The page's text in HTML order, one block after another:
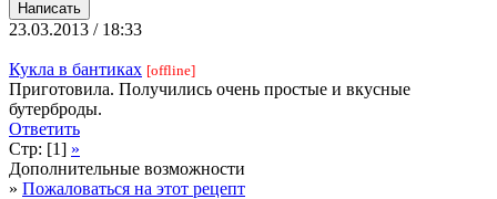
23.03.2013 / 18:33
Кукла в бантиках [offline]
Приготовила. Получились очень простые и вкусные
бутерброды.
Ответить
Стр: [1] »
Дополнительные возможности
» Пожаловаться на этот рецепт